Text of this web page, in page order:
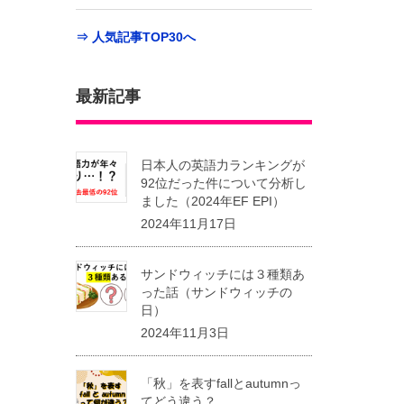
⇒ 人気記事TOP30へ
最新記事
日本人の英語力ランキングが
92位だった件について分析し
ました（2024年EF EPI）
2024年11月17日
サンドウィッチには３種類あ
った話（サンドウィッチの
日）
2024年11月3日
「秋」を表すfallとautumnっ